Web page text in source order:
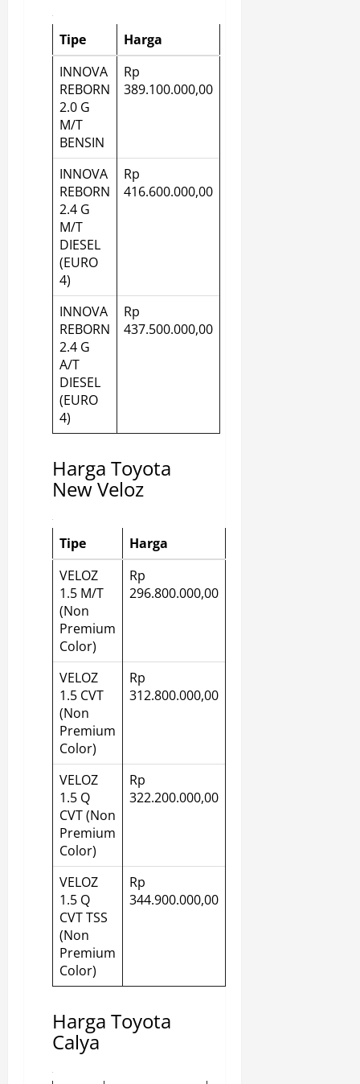
Tipe
Harga
INNOVA
REBORN
2.0 G
M/T
BENSIN
Rp
389.100.000,00
INNOVA
REBORN
2.4 G
M/T
DIESEL
(EURO
4)
Rp
416.600.000,00
INNOVA
REBORN
2.4 G
A/T
DIESEL
(EURO
4)
Rp
437.500.000,00
Harga Toyota
New Veloz
Tipe
Harga
VELOZ
1.5 M/T
(Non
Premium
Color)
Rp
296.800.000,00
VELOZ
1.5 CVT
(Non
Premium
Color)
Rp
312.800.000,00
VELOZ
1.5 Q
CVT (Non
Premium
Color)
Rp
322.200.000,00
VELOZ
1.5 Q
CVT TSS
(Non
Premium
Color)
Rp
344.900.000,00
Harga Toyota
Calya